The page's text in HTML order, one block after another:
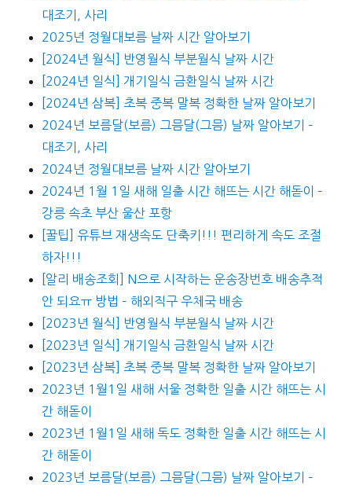
대조기, 사리
2025년 정월대보름 날짜 시간 알아보기
[2024년 월식] 반영월식 부분월식 날짜 시간
[2024년 일식] 개기일식 금환일식 날짜 시간
[2024년 삼복] 초복 중복 말복 정확한 날짜 알아보기
2024년 보름달(보름) 그믐달(그믐) 날짜 알아보기 –
대조기, 사리
2024년 정월대보름 날짜 시간 알아보기
2024년 1월 1일 새해 일출 시간 해뜨는 시간 해돋이 –
강릉 속초 부산 울산 포항
[꿀팁] 유튜브 재생속도 단축키!!! 편리하게 속도 조절
하자!!!
[알리 배송조회] N으로 시작하는 운송장번호 배송추적
안 되요ㅠ 방법 – 해외직구 우체국 배송
[2023년 월식] 반영월식 부분월식 날짜 시간
[2023년 일식] 개기일식 금환일식 날짜 시간
[2023년 삼복] 초복 중복 말복 정확한 날짜 알아보기
2023년 1월1일 새해 서울 정확한 일출 시간 해뜨는 시
간 해돋이
2023년 1월1일 새해 독도 정확한 일출 시간 해뜨는 시
간 해돋이
2023년 보름달(보름) 그믐달(그믐) 날짜 알아보기 –